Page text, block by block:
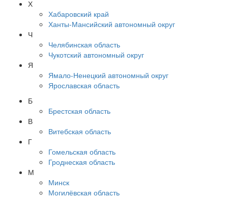
Х
Хабаровский край
Ханты-Мансийский автономный округ
Ч
Челябинская область
Чукотский автономный округ
Я
Ямало-Ненецкий автономный округ
Ярославская область
Б
Брестская область
В
Витебская область
Г
Гомельская область
Гроднеская область
М
Минск
Могилёвская область